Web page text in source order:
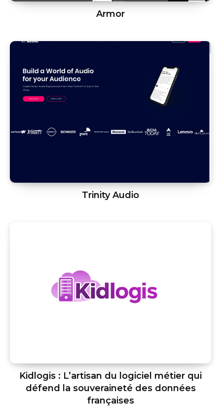
Armor
Trinity Audio
Kidlogis : L’artisan du logiciel métier qui
défend la souveraineté des données
françaises